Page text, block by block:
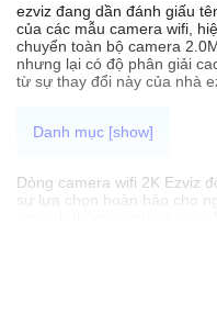
ezviz đang dần đánh giấu
của các mẫu camera wifi,
chuyển toàn bộ camera
nhưng lại có độ phân giải
từ sự thay đổi này của nhà
Dòng camera wifi 2K Ezviz
sự lựa chọn hoàn hảo cho
cả trong điều kiện ánh
hợp giúp bạn có thể giao
mọi nơi. 🦉 Nét cần nghĩ